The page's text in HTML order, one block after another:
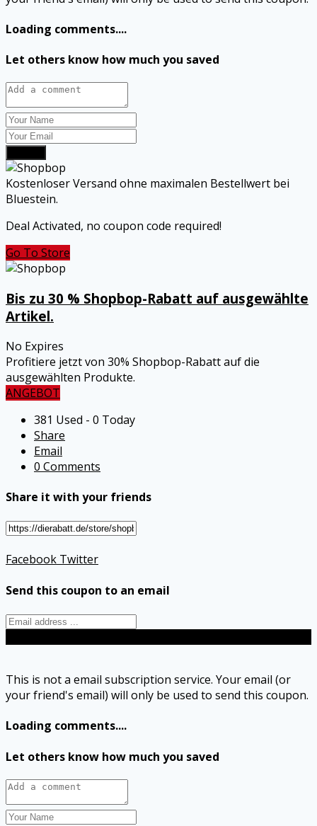
Loading comments....
Let others know how much you saved
Kostenloser Versand ohne maximalen Bestellwert bei
Bluestein.
Deal Activated, no coupon code required!
Go To Store
Bis zu 30 % Shopbop-Rabatt auf ausgewählte
Artikel.
No Expires
Profitiere jetzt von 30% Shopbop-Rabatt auf die
ausgewählten Produkte.
ANGEBOT
381 Used - 0 Today
Share
Email
0 Comments
Share it with your friends
Facebook Twitter
Send this coupon to an email
This is not a email subscription service. Your email (or
your friend's email) will only be used to send this coupon.
Loading comments....
Let others know how much you saved